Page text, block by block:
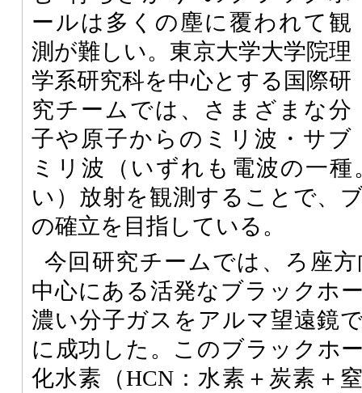
ールは多くの塵に覆われて観
測が難しい。東京大学大学院理
学系研究科を中心とする国際研
究チームでは、さまざまな分
子や原子からのミリ波・サブ
ミリ波（いずれも電波の一
い）放射を観測することで、
の確立を目指している。
今回研究チームでは、ろ座方
中心にある活発なブラックホ
濃い分子ガスをアルマ望遠鏡
に成功した。このブラックホ
化水素（HCN：水素＋炭素＋